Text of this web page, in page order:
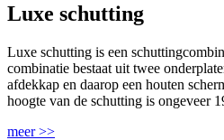
Luxe schutting
Luxe schutting is een
combinatie bestaat uit twee
afdekkap en daarop een houten
hoogte van de schutting is ongeveer
meer >>